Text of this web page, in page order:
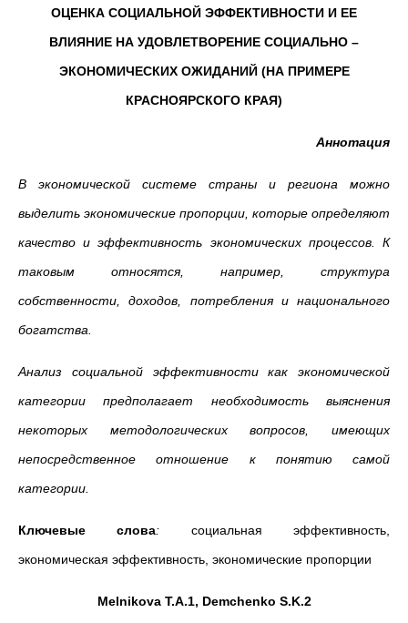
ОЦЕНКА СОЦИАЛЬНОЙ ЭФФЕКТИВНОСТИ И ЕЕ
ВЛИЯНИЕ НА УДОВЛЕТВОРЕНИЕ СОЦИАЛЬНО –
ЭКОНОМИЧЕСКИХ ОЖИДАНИЙ (НА ПРИМЕРЕ
КРАСНОЯРСКОГО КРАЯ)
Аннотация
В экономической системе страны и региона можно
выделить экономические пропорции, которые определяют
качество и эффективность экономических процессов. К
таковым относятся, например, структура
собственности, доходов, потребления и национального
богатства.
Анализ социальной эффективности как экономической
категории предполагает необходимость выяснения
некоторых методологических вопросов, имеющих
непосредственное отношение к понятию самой
категории.
Ключевые слова: социальная эффективность,
экономическая эффективность, экономические пропорции
Melnikova T.A.1, Demchenko S.K.2